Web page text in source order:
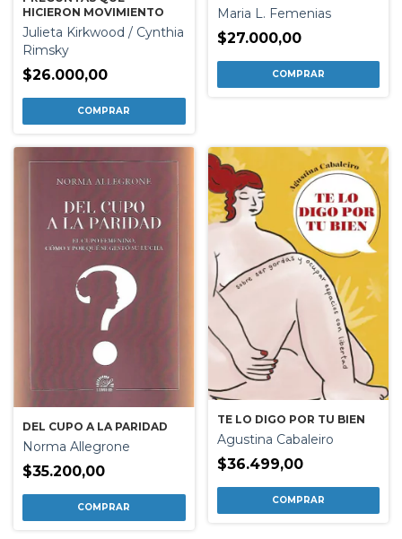
HICIERON MOVIMIENTO
Julieta Kirkwood / Cynthia
Rimsky
$26.000,00
Maria L. Femenias
$27.000,00
DEL CUPO A LA PARIDAD
Norma Allegrone
$35.200,00
TE LO DIGO POR TU BIEN
Agustina Cabaleiro
$36.499,00